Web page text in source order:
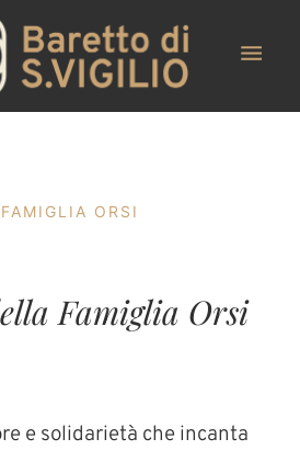
ORSI
Famiglia Orsi
e solidarietà che incanta